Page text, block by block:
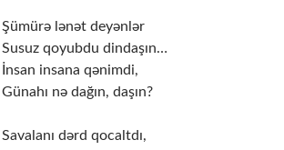
Şümürə lənət deyənlər
Susuz qoyubdu dindaşın…
İnsan insana qənimdi,
Günahı nə dağın, daşın?
Savalanı dərd qocaltdı,